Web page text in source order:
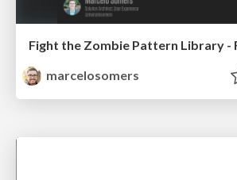
marcelosomers